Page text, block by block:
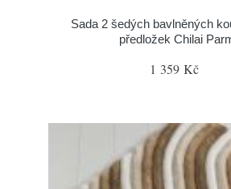
Sada 2 šedých bavlněných
předložek Chilai
1 359 Kč